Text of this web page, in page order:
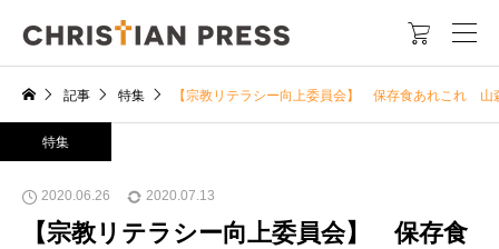

記事 特集 【宗教リテラシー向上委員会】 保存食あれこれ
特集
2020.06.26 2020.07.13
【宗教リテラシー向上委員会】 保存食